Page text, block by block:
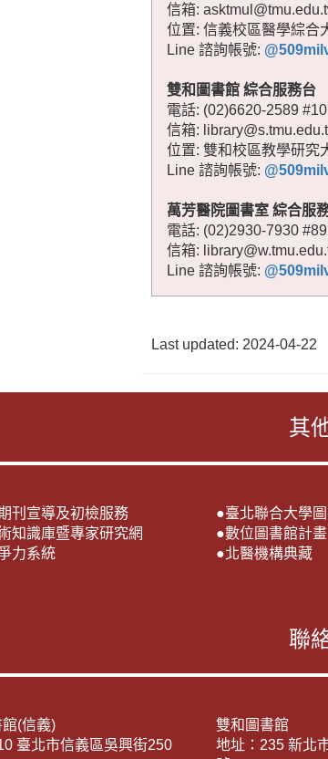
信箱:
位置: 信義校區醫學綜合
Line 諮詢帳號:
雙和圖書館 綜合服務台
電話: (02)6620-2589
信箱:
位置: 雙和校區教學研究
Line 諮詢帳號:
萬芳醫院圖書室 綜合服
電話: (02)2930-7930
信箱:
Line 諮詢帳號:
Last updated: 2024-04-22
其
刊宣導及初檢服務
知識庫暨專家研究網
力系統
●臺北聯合大學
●數位圖書館計畫
●北醫機構典藏
聯
(信義)
臺北市信義區吳興街250
雙和圖書館
地址：235 新北